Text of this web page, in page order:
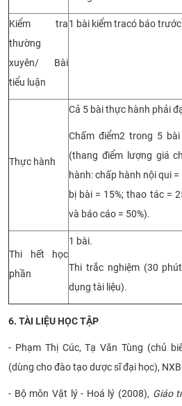
Kiểm tra
thường
xuyên/ Bài
tiểu luận
1 bài kiểm tracó báo trước
Thực hành
Cả 5 bài thực hành phải
Chấm điểm2 trong 5
(thang điểm lượng giá
hành:chấp hành nội qui =
bị bài = 15%; thao tác =
và báo cáo = 50%).
Thi hết học
phần
1 bài.
Thi trắc nghiệm(30
dụng tài liệu).
6. TÀI LIỆU HỌC TẬP
- Phạm Thị Cúc, Tạ Văn Tùng (chủ
(dùng cho đào tạo dược sĩ đại học), NXB
- Bộ môn Vật lý - Hoá lý (2008), Giáo